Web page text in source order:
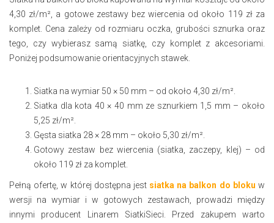
4,30 zł/m², a gotowe zestawy bez wiercenia od około 119 zł za
komplet. Cena zależy od rozmiaru oczka, grubości sznurka oraz
tego, czy wybierasz samą siatkę, czy komplet z akcesoriami.
Poniżej podsumowanie orientacyjnych stawek.
Siatka na wymiar 50 × 50 mm – od około 4,30 zł/m².
Siatka dla kota 40 × 40 mm ze sznurkiem 1,5 mm – około
5,25 zł/m².
Gęsta siatka 28 × 28 mm – około 5,30 zł/m².
Gotowy zestaw bez wiercenia (siatka, zaczepy, klej) – od
około 119 zł za komplet.
Pełną ofertę, w której dostępna jest siatka na balkon do bloku w
wersji na wymiar i w gotowych zestawach, prowadzi między
innymi producent Linarem SiatkiSieci. Przed zakupem warto